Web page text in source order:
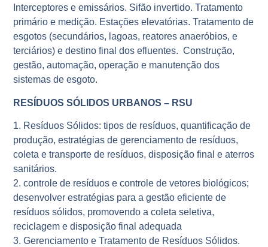
Interceptores e emissários. Sifão invertido. Tratamento
primário e medição. Estações elevatórias. Tratamento de
esgotos (secundários, lagoas, reatores anaeróbios, e
terciários) e destino final dos efluentes. Construção,
gestão, automação, operação e manutenção dos
sistemas de esgoto.
RESÍDUOS SÓLIDOS URBANOS – RSU
1. Resíduos Sólidos: tipos de resíduos, quantificação de
produção, estratégias de gerenciamento de resíduos,
coleta e transporte de resíduos, disposição final e aterros
sanitários.
2. controle de resíduos e controle de vetores biológicos;
desenvolver estratégias para a gestão eficiente de
resíduos sólidos, promovendo a coleta seletiva,
reciclagem e disposição final adequada
3. Gerenciamento e Tratamento de Resíduos Sólidos.